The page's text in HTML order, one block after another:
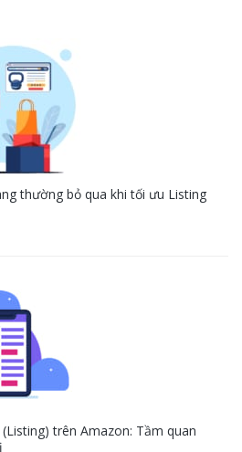
thường bỏ qua khi tối ưu Listing
trên Amazon: Tầm quan